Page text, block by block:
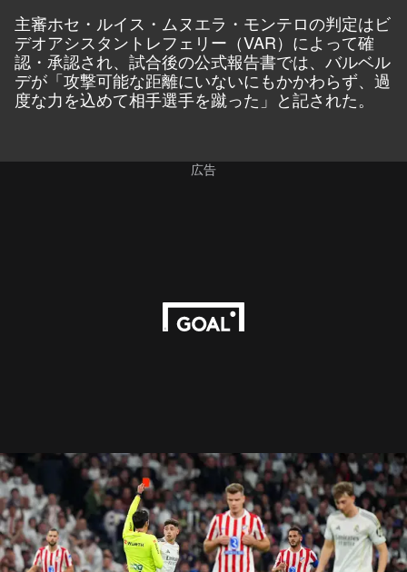
主審ホセ・ルイス・ムヌエラ・モンテロの判定はビ
デオアシスタントレフェリー（VAR）によって確
認・承認され、試合後の公式報告書では、バルベル
デが「攻撃可能な距離にいないにもかかわらず、過
度な力を込めて相手選手を蹴った」と記された。
広告